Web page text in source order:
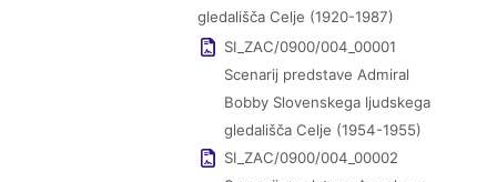
gledališča Celje (1920-1987)
SI_ZAC/0900/004_00001
Scenarij predstave Admiral
Bobby Slovenskega ljudskega
gledališča Celje (1954-1955)
SI_ZAC/0900/004_00002